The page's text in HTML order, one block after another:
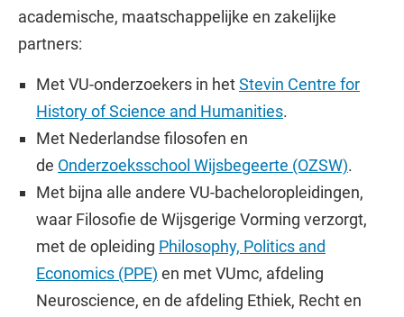
academische, maatschappelijke en zakelijke
partners:
Met VU-onderzoekers in hetStevin Centre for
History of Science and Humanities.
Met Nederlandse filosofen en
de Onderzoeksschool Wijsbegeerte (OZSW).
Met bijna alle andere VU-bacheloropleidingen,
waar Filosofie de Wijsgerige Vorming verzorgt,
met de opleiding Philosophy, Politics and
Economics (PPE) en met VUmc, afdeling
Neuroscience, en de afdeling Ethiek, Recht en